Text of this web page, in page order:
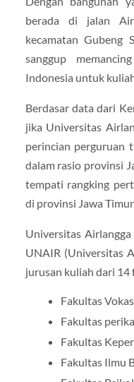
berada di jalan
kecamatan Gubeng
sanggup
Indonesia untuk
Berdasar data dari
jika Universitas
perincian perguruan
dalam rasio provinsi
tempati rangking
di provinsi Jawa
Universitas
UNAIR (Universitas
jurusan kuliah dari 14
Fakultas
Fakultas
Fakultas
Fakultas Ilmu